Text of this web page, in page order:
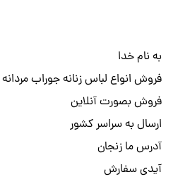
به نام خدا
فروش انواع لباس زنانه جوراب مردانه
فروش بصورت آنلاین
ارسال به سراسر کشور
آدرس ما زنجان
آیدی سفارش